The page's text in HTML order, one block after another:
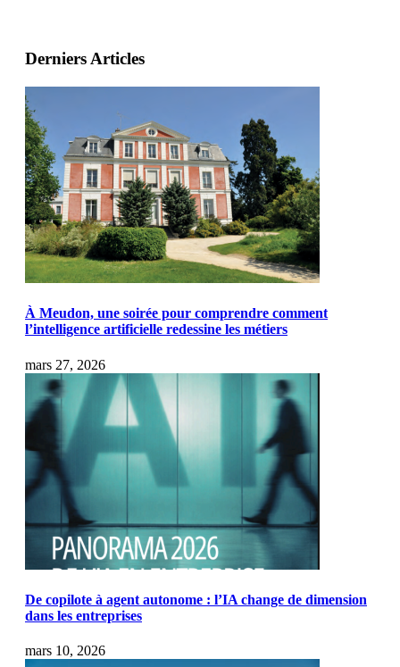
Derniers Articles
À Meudon, une soirée pour comprendre comment
l’intelligence artificielle redessine les métiers
mars 27, 2026
De copilote à agent autonome : l’IA change de dimension
dans les entreprises
mars 10, 2026